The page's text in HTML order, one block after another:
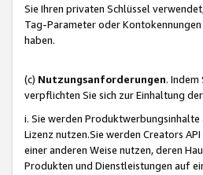
Sie Ihren privaten Schlüssel
Tag-Parameter oder
haben.
(c) Nutzungsanforderungen.
verpflichten Sie sich zur Einhaltung
i. Sie werden Produktwerbungsinhalte
Lizenz nutzen.Sie werden Creators
einer anderen Weise nutzen, deren
Produkten und Dienstleistungen auf